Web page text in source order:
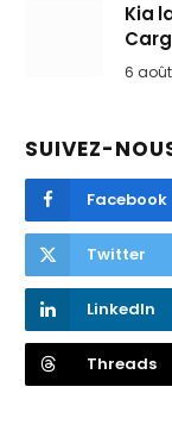
Kia
6
SUIVEZ-
Facebook
Twitter
LinkedIn
Threads